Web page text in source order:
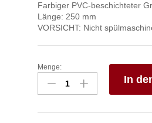
Farbiger PVC-beschichteter
Länge: 250 mm
VORSICHT: Nicht
Servierzange
HACCP
250
Menge:
In